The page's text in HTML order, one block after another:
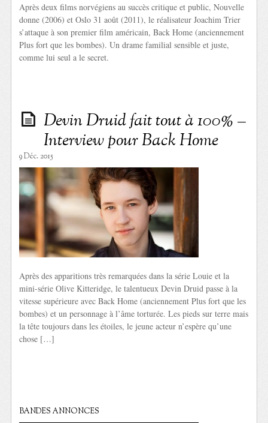
Après deux films norvégiens au succès critique et public, Nouvelle
donne (2006) et Oslo 31 août (2011), le réalisateur Joachim Trier
s’attaque à son premier film américain, Back Home (anciennement
Plus fort que les bombes). Un drame familial sensible et juste,
comme lui seul a le secret.
Devin Druid fait tout à 100% –
Interview pour Back Home
9 Déc. 2015
Après des apparitions très remarquées dans la série Louie et la
mini-série Olive Kitteridge, le talentueux Devin Druid passe à la
vitesse supérieure avec Back Home (anciennement Plus fort que les
bombes) et un personnage à l’âme torturée. Les pieds sur terre mais
la tête toujours dans les étoiles, le jeune acteur n’espère qu’une
chose […]
BANDES ANNONCES